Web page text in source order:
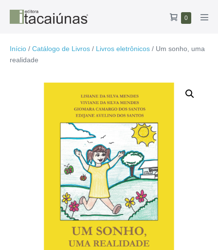
conteúdo
Carrinho
0Itens
Início / Catálogo de Livros / Livros eletrônicos / Um sonho, uma
realidade